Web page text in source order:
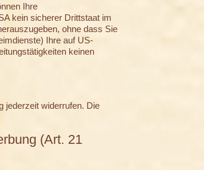
Ihre
kein sicherer Drittstaat im
ohne dass Sie
Ihre auf US-
keinen
jederzeit widerrufen. Die
(Art. 21